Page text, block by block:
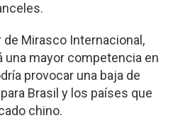
de Mirasco Internacional,
una mayor competencia en
provocar una baja de
Brasil y los países que
chino.